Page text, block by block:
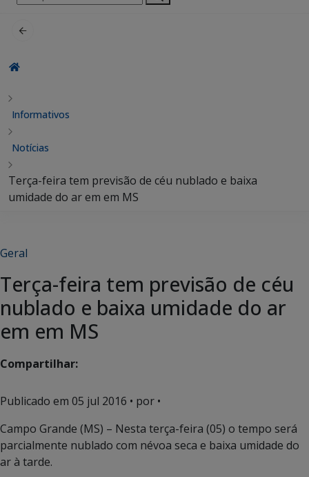
por:
Informativos
Notícias
Terça-feira tem previsão de céu nublado e baixa
umidade do ar em em MS
Geral
Terça-feira tem previsão de céu
nublado e baixa umidade do ar
em em MS
Compartilhar:
Publicado em 05 jul 2016 • por •
Campo Grande (MS) – Nesta terça-feira (05) o tempo será
parcialmente nublado com névoa seca e baixa umidade do
ar à tarde.